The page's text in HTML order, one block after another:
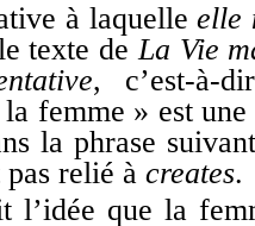
à laquelleelle
texte deLa Vie
, c’est-à-
femme » est
la phrase
relié à creates.
l’idée que la